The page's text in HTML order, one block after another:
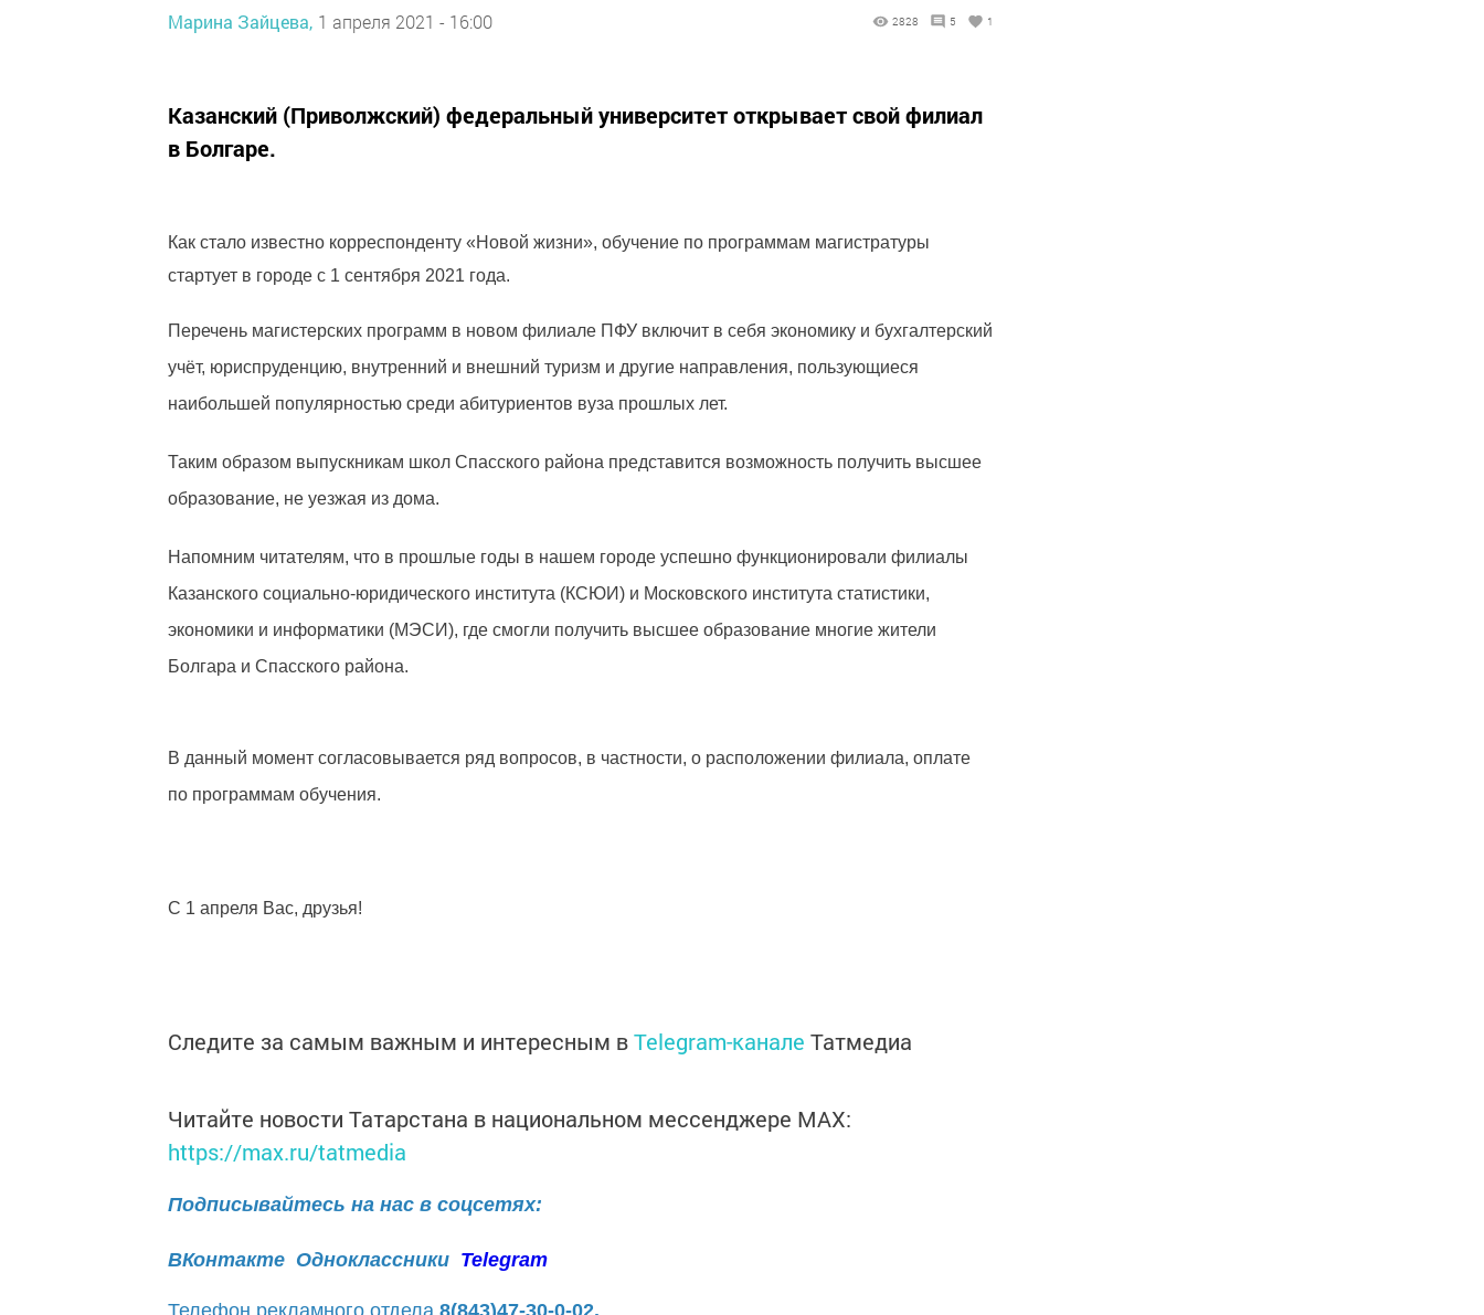
Марина Зайцева, 1 апреля 2021 - 16:00 2828 5 1
Казанский (Приволжский) федеральный университет открывает свой филиал
в Болгаре.
Как стало известно корреспонденту «Новой жизни», обучение по программам магистратуры
стартует в городе с 1 сентября 2021 года.
Перечень магистерских программ в новом филиале ПФУ включит в себя экономику и бухгалтерский
учёт, юриспруденцию, внутренний и внешний туризм и другие направления, пользующиеся
наибольшей популярностью среди абитуриентов вуза прошлых лет.
Таким образом выпускникам школ Спасского района представится возможность получить высшее
образование, не уезжая из дома.
Напомним читателям, что в прошлые годы в нашем городе успешно функционировали филиалы
Казанского социально-юридического института (КСЮИ) и Московского института статистики,
экономики и информатики (МЭСИ), где смогли получить высшее образование многие жители
Болгара и Спасского района.
В данный момент согласовывается ряд вопросов, в частности, о расположении филиала, оплате
по программам обучения.
С 1 апреля Вас, друзья!
Следите за самым важным и интересным вTelegram-канале Татмедиа
Читайте новости Татарстана в национальном мессенджере MАХ:
https://max.ru/tatmedia
Подписывайтесь на нас в соцсетях:
ВКонтакте Одноклассники Telegram
Телефон рекламного отдела 8(843)47-30-0-02.